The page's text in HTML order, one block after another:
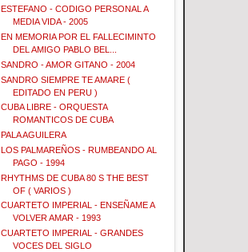
ESTEFANO - CODIGO PERSONAL A
MEDIA VIDA - 2005
EN MEMORIA POR EL FALLECIMINTO
DEL AMIGO PABLO BEL...
SANDRO - AMOR GITANO - 2004
SANDRO SIEMPRE TE AMARE (
EDITADO EN PERU )
CUBA LIBRE - ORQUESTA
ROMANTICOS DE CUBA
PALA AGUILERA
LOS PALMAREÑOS - RUMBEANDO AL
PAGO - 1994
RHYTHMS DE CUBA 80 S THE BEST
OF ( VARIOS )
CUARTETO IMPERIAL - ENSEÑAME A
VOLVER AMAR - 1993
CUARTETO IMPERIAL - GRANDES
VOCES DEL SIGLO